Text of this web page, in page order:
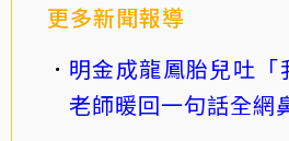
更多新聞報導
明金成龍鳳胎兒吐
老師暖回一句話全網